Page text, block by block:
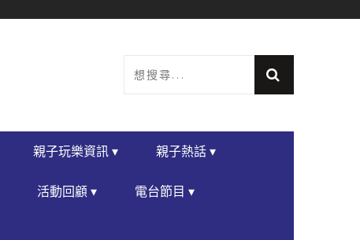
親子玩樂資訊 ▾ 親子熱話 ▾
活動回顧 ▾ 電台節目 ▾